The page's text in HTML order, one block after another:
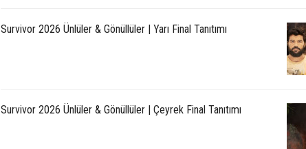
Survivor 2026 Ünlüler & Gönüllüler | Yarı Final Tanıtımı
Survivor 2026 Ünlüler & Gönüllüler | Çeyrek Final Tanıtımı